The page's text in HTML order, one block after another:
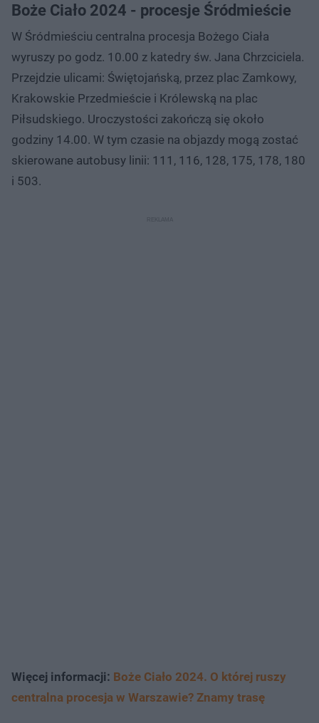
Boże Ciało 2024 - procesje Śródmieście
W Śródmieściu centralna procesja Bożego Ciała
wyruszy po godz. 10.00 z katedry św. Jana Chrzciciela.
Przejdzie ulicami: Świętojańską, przez plac Zamkowy,
Krakowskie Przedmieście i Królewską na plac
Piłsudskiego. Uroczystości zakończą się około
godziny 14.00. W tym czasie na objazdy mogą zostać
skierowane autobusy linii: 111, 116, 128, 175, 178, 180
i 503.
Więcej informacji: Boże Ciało 2024. O której ruszy
centralna procesja w Warszawie? Znamy trasę